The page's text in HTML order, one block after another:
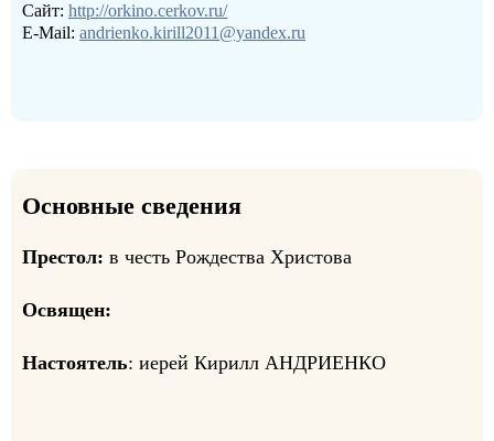
Сайт: http://orkino.cerkov.ru/
E-Mail: andrienko.kirill2011@yandex.ru
Основные сведения
Престол: в честь Рождества Христова
Освящен:
Настоятель: иерей Кирилл АНДРИЕНКО